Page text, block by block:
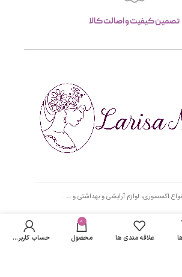
تصمین کیفیت و اصالت کالا
اکسسوری، لوازم آرایشی و بهداشتی و … .
علاقه مندی ها
0
محصول حساب کاربری من